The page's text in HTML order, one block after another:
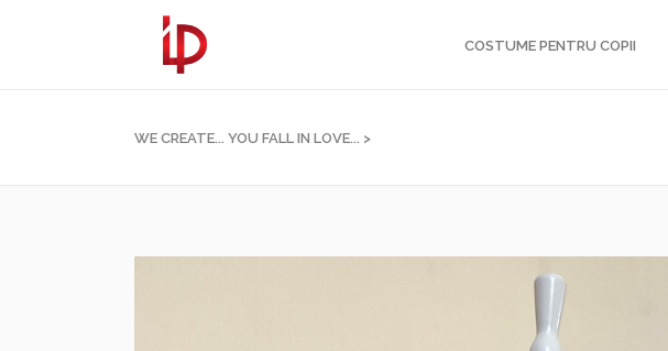
COSTUME PENTRU COPII
WE CREATE... YOU FALL IN LOVE... >